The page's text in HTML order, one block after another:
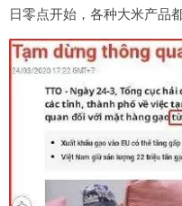
日零点开始，各种大米产品